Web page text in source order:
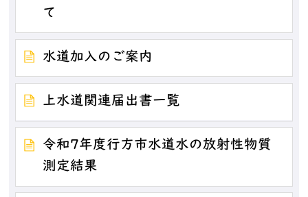
て
水道加入のご案内
上水道関連届出書一覧
令和7年度行方市水道水の放射性物質
測定結果